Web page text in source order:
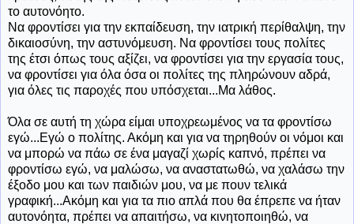
το αυτονόητο.
Να φροντίσει για την εκπαίδευση, την ιατρική περίθαλψη, την
δικαιοσύνη, την αστυνόμευση. Να φροντίσει τους πολίτες
της έτσι όπως τους αξίζει, να φροντίσει για την εργασία τους,
να φροντίσει για όλα όσα οι πολίτες της πληρώνουν αδρά,
για όλες τις παροχές που υπόσχεται...Μα λάθος.
Όλα σε αυτή τη χώρα είμαι υποχρεωμένος να τα φροντίσω
εγώ...Εγώ ο πολίτης. Ακόμη και για να τηρηθούν οι νόμοι και
να μπορώ να πάω σε ένα μαγαζί χωρίς καπνό, πρέπει να
φροντίσω εγώ, να μαλώσω, να αναστατωθώ, να χαλάσω την
έξοδο μου και των παιδιών μου, να με πουν τελικά
γραφική...Ακόμη και για τα πιο απλά που θα έπρεπε να ήταν
αυτονόητα, πρέπει να απαιτήσω, να κινητοποιηθώ, να